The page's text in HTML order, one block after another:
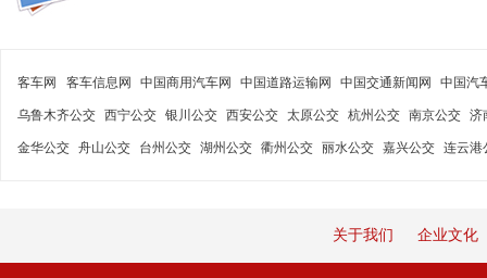
客车网 客车信息网 中国商用汽车网 中国道路运输网 中国交通新闻网 中国汽
乌鲁木齐公交 西宁公交 银川公交 西安公交 太原公交 杭州公交 南京公交 济
金华公交 舟山公交 台州公交 湖州公交 衢州公交 丽水公交 嘉兴公交 连云港
关于我们 企业文化